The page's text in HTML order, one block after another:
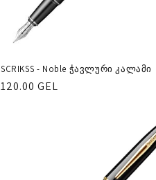
SCRIKSS - Noble ჭავლური კალამი
რეგულარული
120.00 GEL